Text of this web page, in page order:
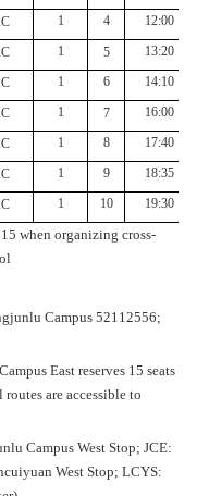
1 4 12:00
1 5
13:20
1 6 14:10
1 7
16:00
1 8
17:40
1 9 18:35
1 10 19:30
when organizing cross-
Campus 52112556;
East reserves 15 seats
are accessible to
Campus West Stop; JCE:
West Stop; LCYS: